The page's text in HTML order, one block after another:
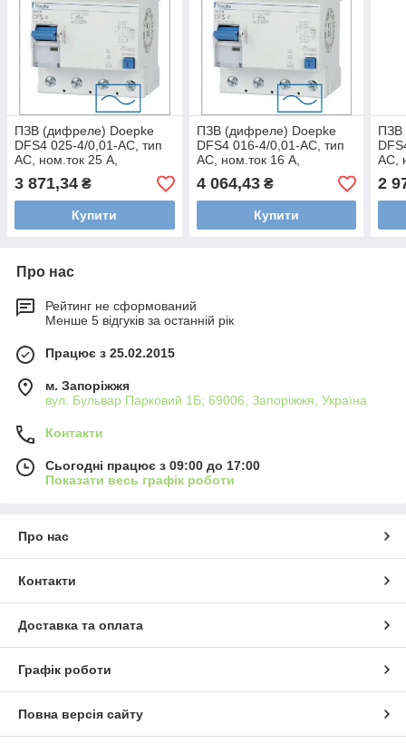
ПЗВ (дифреле) Doepke
DFS4 025-4/0,01-AC, тип
AC, ном.ток 25 А,
dp09122902
3 871,34 ₴
Купити
ПЗВ (дифреле) Doepke
DFS4 016-4/0,01-AC, тип
AC, ном.ток 16 А,
dp09112902
4 064,43₴
Купити
ПЗВ
AC,
2
Про нас
Рейтинг не сформований
Менше 5 відгуків за останній рік
Працює з 25.02.2015
м. Запоріжжя
вул. Бульвар Парковий 1Б; 69006, Запоріжжя, Україна
Контакти
Сьогодні працює з 09:00 до 17:00
Показати весь графік роботи
Про нас
Контакти
Доставка та оплата
Графік роботи
Повна версія сайту